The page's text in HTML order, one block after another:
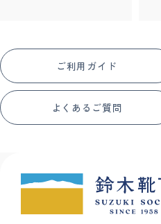
ご利用ガイド
よくあるご質問